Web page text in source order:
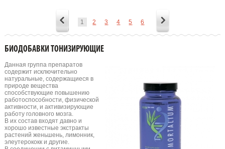
1 2 3 4 5 6
БИОДОБАВКИ ТОНИЗИРУЮЩИЕ
Данная группа препаратов
содержит исключительно
натуральные, содержащиеся в
природе вещества
способствующие повышению
работоспособности, физической
активности, и активизирующие
работу головного мозга.
В их состав входят давно и
хорошо известные экстракты
растений женьшень, лимонник,
элеутерококк и другие.